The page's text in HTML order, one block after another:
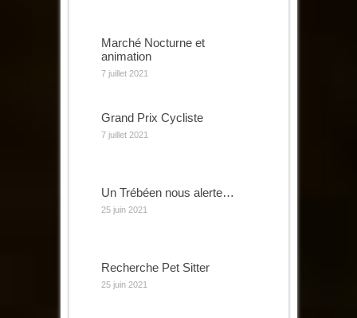
Marché Nocturne et
animation
7 juillet 2021
Grand Prix Cycliste
7 juillet 2021
Un Trébéen nous alerte…
25 juin 2021
Recherche Pet Sitter
25 juin 2021